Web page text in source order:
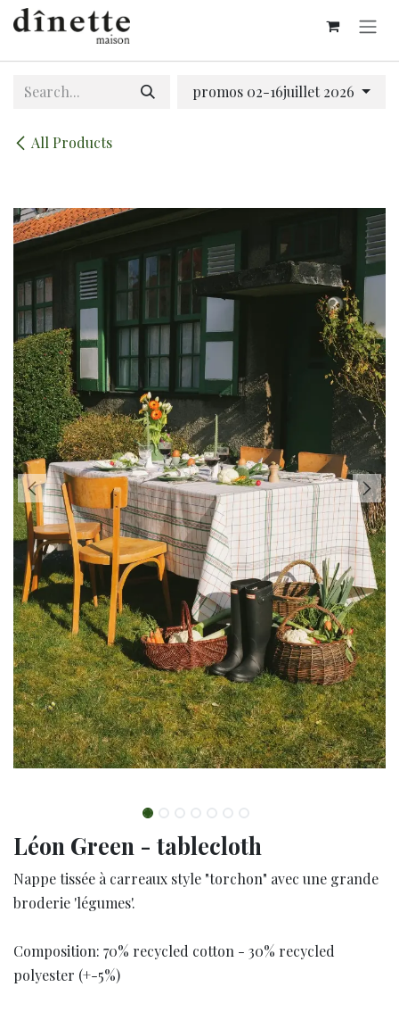
Skip to Content
All Products
promos 02-16juillet 2026
Léon Green - tablecloth
Nappe tissée à carreaux style "torchon" avec une grande
broderie 'légumes'.
Composition: 70% recycled cotton - 30% recycled
polyester (+-5%)